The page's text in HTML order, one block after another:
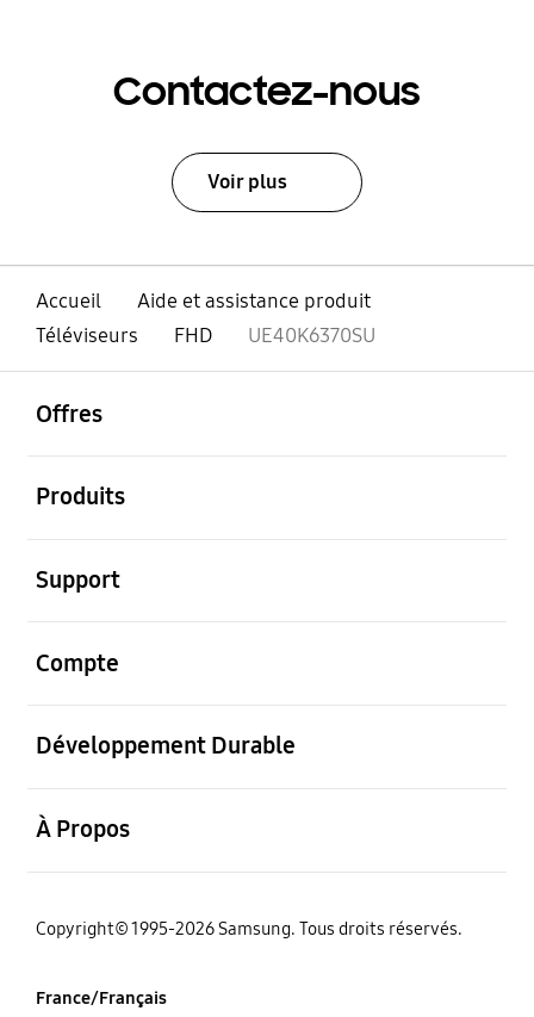
Contactez-nous
Voir plus
Accueil
Aide et assistance produit
Téléviseurs
FHD UE40K6370SU
Offres
Produits
Support
Compte
Développement Durable
À Propos
‌Copyright© 1995-2026 Samsung. Tous droits réservés.
France/Français